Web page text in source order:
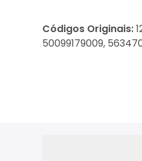
Códigos Originais:
50099179009,